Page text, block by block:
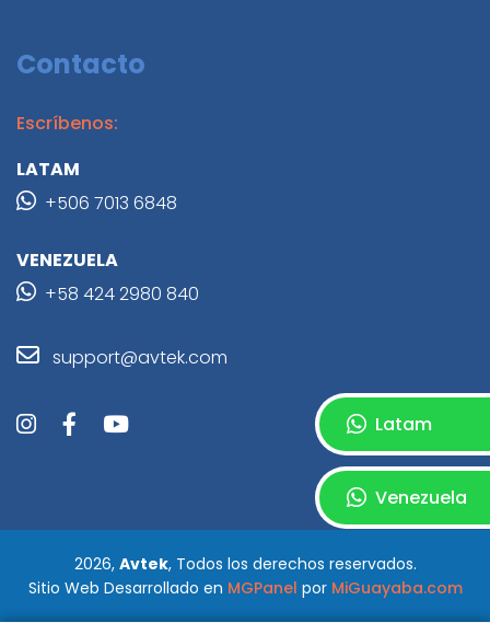
Latam
Venezuela
Contacto
Escríbenos:
LATAM
+506 7013 6848
VENEZUELA
+58 424 2980 840
support@avtek.com
2026, Avtek, Todos los derechos reservados.
Sitio Web Desarrollado en MGPanel por MiGuayaba.com